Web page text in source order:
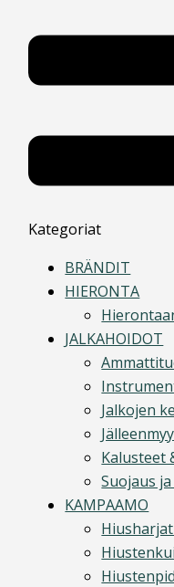
Kategoriat
BRÄNDIT
HIERONTA
JALKAHOIDOT
Jalkojen
Kalusteet
Suojaus
KAMPAAMO